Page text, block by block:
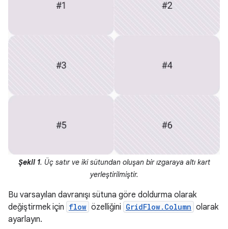
Şekil 1. Üç satır ve iki sütundan oluşan bir ızgaraya altı kart
yerleştirilmiştir.
Bu varsayılan davranışı sütuna göre doldurma olarak
değiştirmek için flow özelliğini GridFlow.Column olarak
ayarlayın.